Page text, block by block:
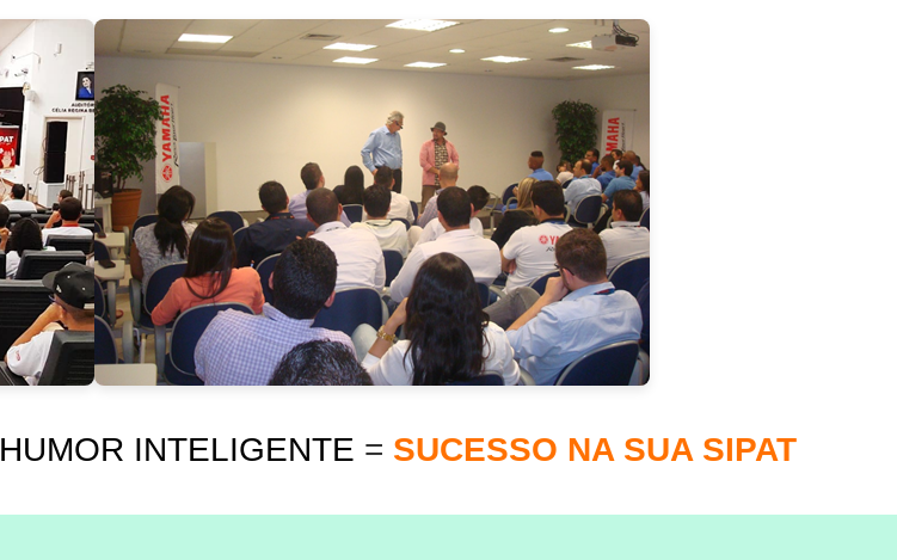
HUMOR INTELIGENTE = SUCESSO NA SUA SIPAT